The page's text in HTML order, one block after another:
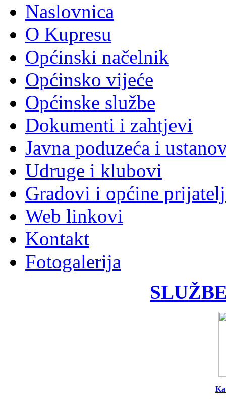
Naslovnica
O Kupresu
Općinski načelnik
Općinsko vijeće
Općinske službe
Dokumenti i zahtjevi
Javna poduzeća i
Udruge i klubovi
Gradovi i općine
Web linkovi
Kontakt
Fotogalerija